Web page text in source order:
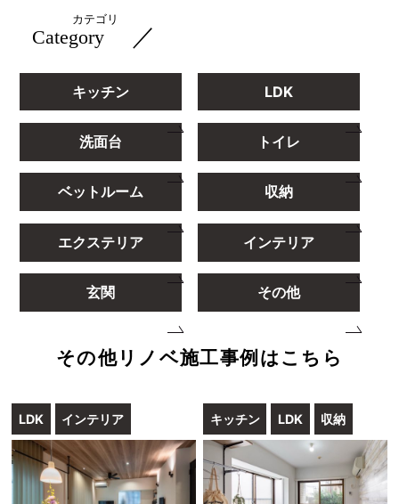
カテゴリ
Category ／
キッチン LDK
洗面台 トイレ
ベットルーム 収納
エクステリア インテリア
玄関 その他
その他リノベ施工事例はこちら
LDK インテリア キッチン LDK 収納